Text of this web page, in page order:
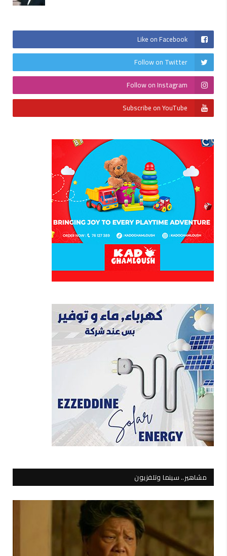
Like on Facebook
Follow on Twitter
Follow on Instagram
Subscribe on YouTube
مشاهير.. سينما وتلفزيون